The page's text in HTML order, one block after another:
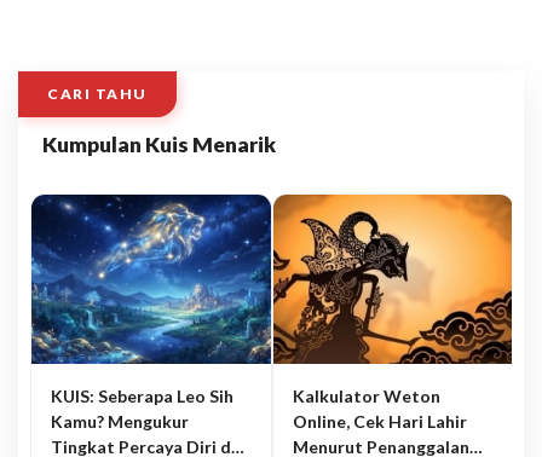
CARI TAHU
Kumpulan Kuis Menarik
KUIS: Seberapa Leo Sih
Kamu? Mengukur
Tingkat Percaya Diri dan
Kalkulator Weton
Online, Cek Hari Lahir
Menurut Penanggalan